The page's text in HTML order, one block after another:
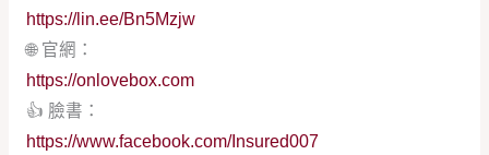
https://lin.ee/Bn5Mzjw
🌐 官網：
https://onlovebox.com
👍 臉書：
https://www.facebook.com/Insured007